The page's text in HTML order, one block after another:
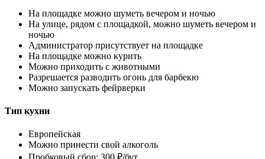
На площадке можно шуметь вечером и ночью
На улице, рядом с площадкой, можно шуметь вечером и
ночью
Администратор присутствует на площадке
На площадке можно курить
Можно приходить с животными
Разрешается разводить огонь для барбекю
Можно запускать фейрверки
Тип кухни
Европейская
Можно принести свой алкоголь